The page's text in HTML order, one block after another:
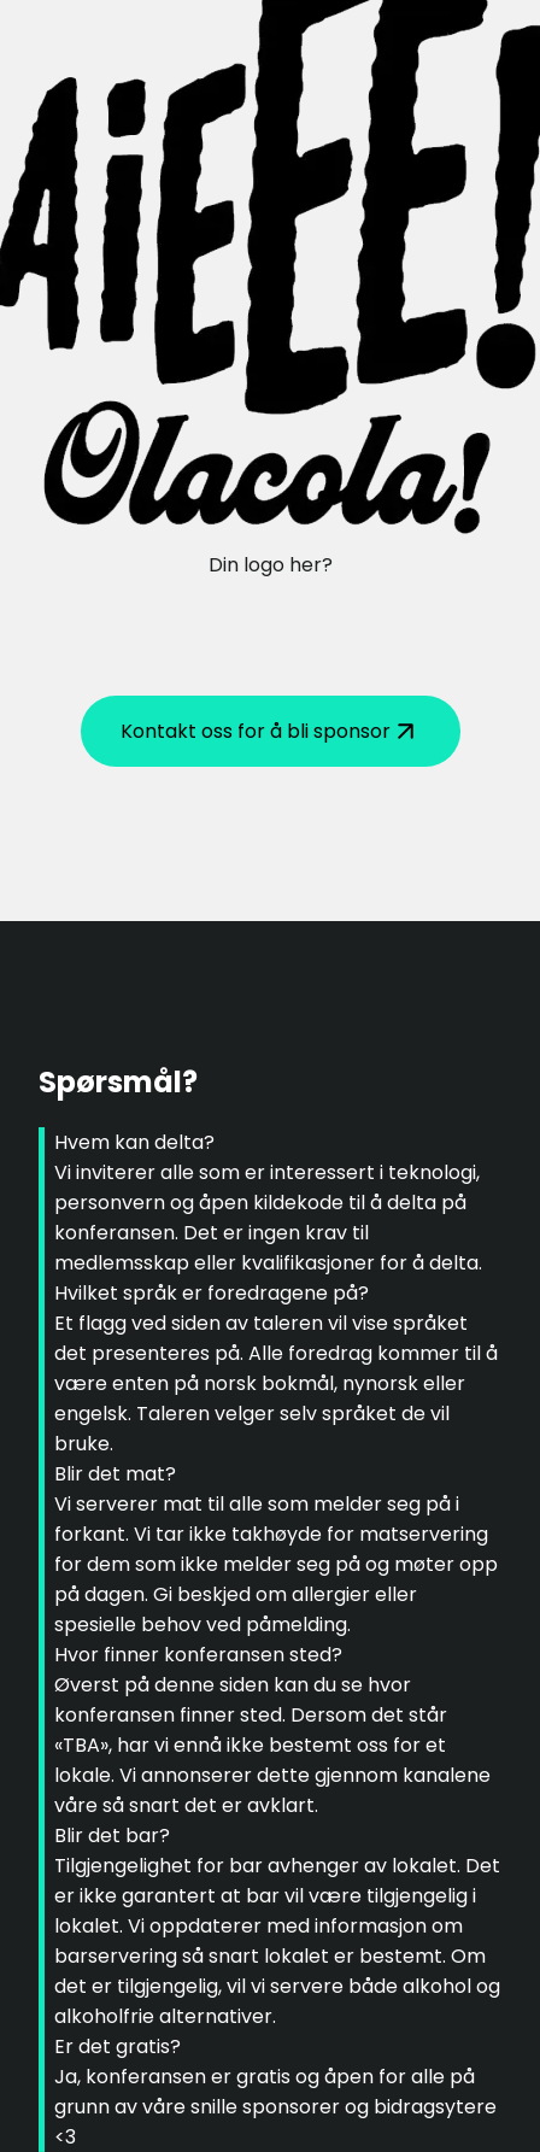
Din logo her?
Kontakt oss for å bli sponsor
Spørsmål?
Hvem kan delta?
Vi inviterer alle som er interessert i teknologi,
personvern og åpen kildekode til å delta på
konferansen. Det er ingen krav til
medlemsskap eller kvalifikasjoner for å delta.
Hvilket språk er foredragene på?
Et flagg ved siden av taleren vil vise språket
det presenteres på. Alle foredrag kommer til å
være enten på norsk bokmål, nynorsk eller
engelsk. Taleren velger selv språket de vil
bruke.
Blir det mat?
Vi serverer mat til alle som melder seg på i
forkant. Vi tar ikke takhøyde for matservering
for dem som ikke melder seg på og møter opp
på dagen. Gi beskjed om allergier eller
spesielle behov ved påmelding.
Hvor finner konferansen sted?
Øverst på denne siden kan du se hvor
konferansen finner sted. Dersom det står
«TBA», har vi ennå ikke bestemt oss for et
lokale. Vi annonserer dette gjennom kanalene
våre så snart det er avklart.
Blir det bar?
Tilgjengelighet for bar avhenger av lokalet. Det
er ikke garantert at bar vil være tilgjengelig i
lokalet. Vi oppdaterer med informasjon om
barservering så snart lokalet er bestemt. Om
det er tilgjengelig, vil vi servere både alkohol og
alkoholfrie alternativer.
Er det gratis?
Ja, konferansen er gratis og åpen for alle på
grunn av våre snille sponsorer og bidragsytere
<3